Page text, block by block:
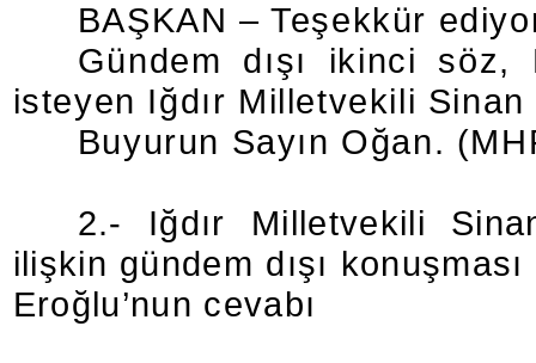
BAŞKAN – Teşekkür
Gündem dışı ikinci söz,
isteyen Iğdır Milletvekili Sinan
Buyurun Sayın Oğan.
2.- Iğdır Milletvekili Sinan
ilişkin gündem dışı
Eroğlu’nun cevabı